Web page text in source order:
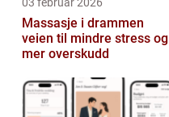
03 februar 2026
Massasje i drammen
veien til mindre stress og
mer overskudd